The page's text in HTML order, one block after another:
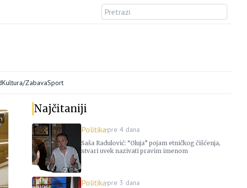
Kultura/ZabavaSport
Najčitaniji
Politikapre 4 dana
Saša Radulović: “Oluja” pojam etničkog čišćenja,
stvari uvek nazivati pravim imenom
Politikapre 3 dana